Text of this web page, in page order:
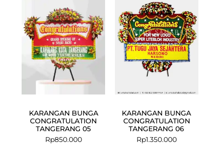
KARANGAN BUNGA
CONGRATULATION
TANGERANG 05
Rp850.000
KARANGAN BUNGA
CONGRATULATION
TANGERANG 06
Rp1.350.000